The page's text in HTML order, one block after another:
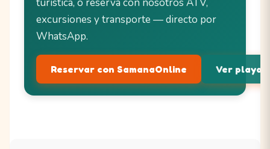
turística, o reserva con nosotros ATV,
excursiones y transporte — directo por
WhatsApp.
Reservar con SamanaOnline Ver playas